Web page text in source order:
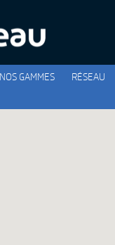
NOS GAMMES
RÉSEAU